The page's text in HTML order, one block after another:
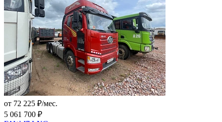
от 72 225 ₽/мес.
5 061 700 ₽